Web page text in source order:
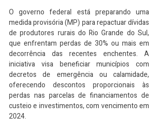
O governo federal está preparando uma
medida provisória (MP) para repactuar dívidas
de produtores rurais do Rio Grande do Sul,
que enfrentam perdas de 30% ou mais em
decorrência das recentes enchentes. A
iniciativa visa beneficiar municípios com
decretos de emergência ou calamidade,
oferecendo descontos proporcionais às
perdas nas parcelas de financiamentos de
custeio e investimentos, com vencimento em
2024.